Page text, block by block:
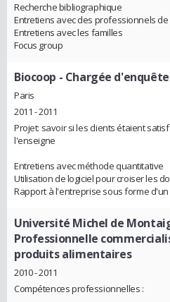
Recherche bibliographique
Entretiens avec des professionnels de
Entretiens avec les familles
Focus group
Biocoop - Chargée
Paris
2011 - 2011
Projet: savoir si les clients étaient
l'enseigne
Entretiens avec méthode quantitative
Utilisation de logiciel pour croiser les
Rapport à l'entreprise sous forme
Université Michel de
Professionnelle
produits alimentaires
2010 - 2011
Compétences professionnelles :